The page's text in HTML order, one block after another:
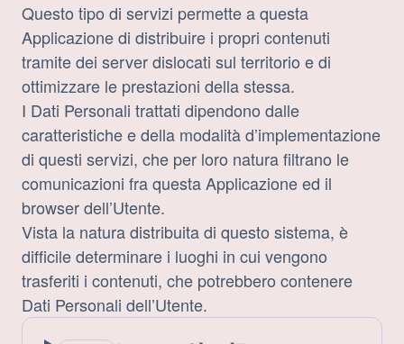
Questo tipo di servizi permette a questa
Applicazione di distribuire i propri contenuti
tramite dei server dislocati sul territorio e di
ottimizzare le prestazioni della stessa.
I Dati Personali trattati dipendono dalle
caratteristiche e della modalità d’implementazione
di questi servizi, che per loro natura filtrano le
comunicazioni fra questa Applicazione ed il
browser dell’Utente.
Vista la natura distribuita di questo sistema, è
difficile determinare i luoghi in cui vengono
trasferiti i contenuti, che potrebbero contenere
Dati Personali dell’Utente.